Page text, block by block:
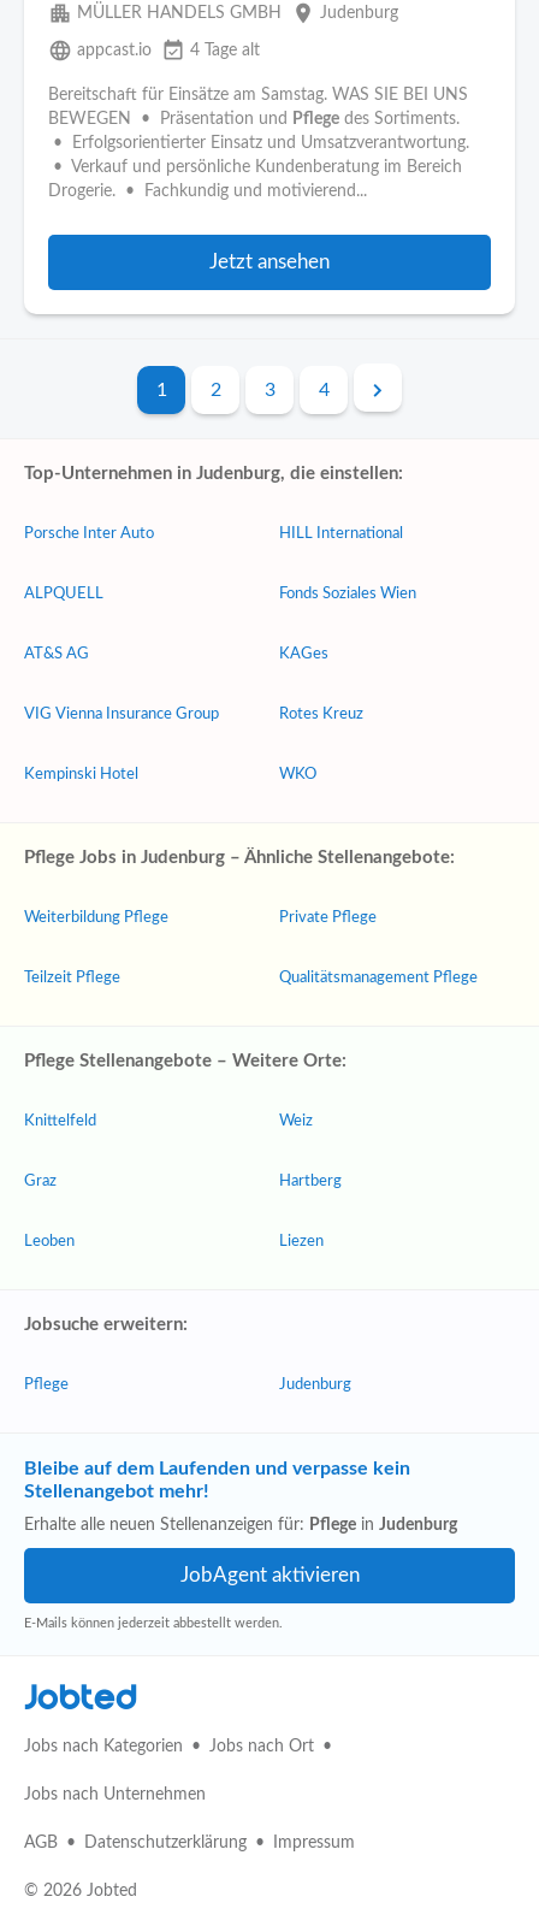
apartment MÜLLER HANDELS GMBH place Judenburg
language appcast.io event_available 4 Tage alt
Bereitschaft für Einsätze am Samstag. WAS SIE BEI UNS
BEWEGEN • Präsentation und
Pflege des Sortiments.
• Erfolgsorientierter Einsatz und Umsatzverantwortung.
• Verkauf und persönliche Kundenberatung im Bereich
Drogerie. • Fachkundig und motivierend...
Jetzt ansehen
1 2 3 4
Top-Unternehmen in Judenburg, die einstellen:
Porsche Inter Auto
ALPQUELL
AT&S AG
VIG Vienna Insurance Group
Kempinski Hotel
HILL International
Fonds Soziales Wien
KAGes
Rotes Kreuz
WKO
Pflege Jobs in Judenburg – Ähnliche Stellenangebote:
Weiterbildung Pflege
Teilzeit Pflege
Private Pflege
Qualitätsmanagement Pflege
Pflege Stellenangebote – Weitere Orte:
Knittelfeld
Graz
Leoben
Weiz
Hartberg
Liezen
Jobsuche erweitern:
Pflege Judenburg
Bleibe auf dem Laufenden und verpasse kein
Stellenangebot mehr!
Erhalte alle neuen Stellenanzeigen für: Pflege in Judenburg
E-Mails können jederzeit abbestellt werden.
Jobted
Jobs nach Kategorien Jobs nach Ort
Jobs nach Unternehmen
AGB Datenschutzerklärung Impressum
© 2026 Jobted